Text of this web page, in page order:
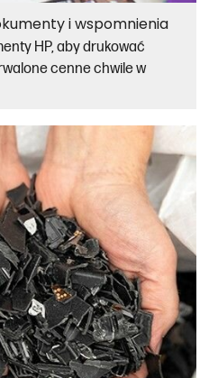
i wspomnienia
HP, aby drukować
cenne chwile w